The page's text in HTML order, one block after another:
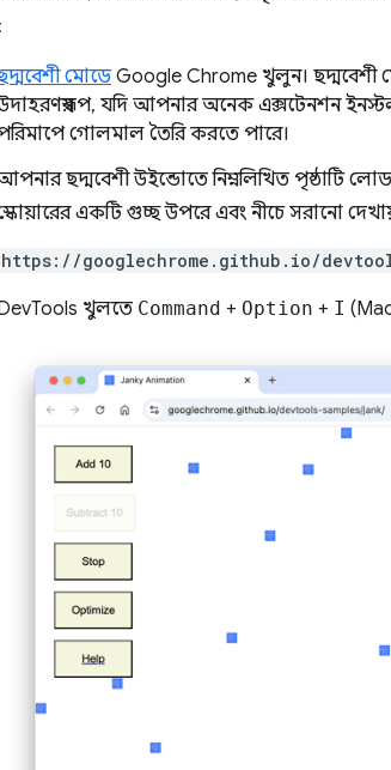
মোডেGoogle Chrome খুলুন। ছদ্মবেশী
যদি আপনার অনেক এক্সটেনশন
গোলমাল তৈরি করতে পারে।
ছদ্মবেশী উইন্ডোতে নিম্নলিখিত পৃষ্ঠাটি
একটি গুচ্ছ উপরে এবং নীচে সরানো
https://googlechrome.github.io/
খুলতে Command + Option + I